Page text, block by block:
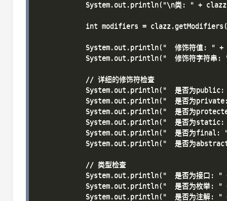
System.out.println("\n类: " +
int modifiers =
System.out.println("  修饰符值: " +
System.out.println("  修饰符字符串
            // 详细的修饰符检查
System.out.println("  是否为
System.out.println("  是否为
System.out.println("  是否为
System.out.println("  是否为
System.out.println("  是否为final:
System.out.println("  是否为
            // 类型检查
System.out.println("  是否为接口:
System.out.println("  是否为枚举: "
System.out.println("  是否为注解: